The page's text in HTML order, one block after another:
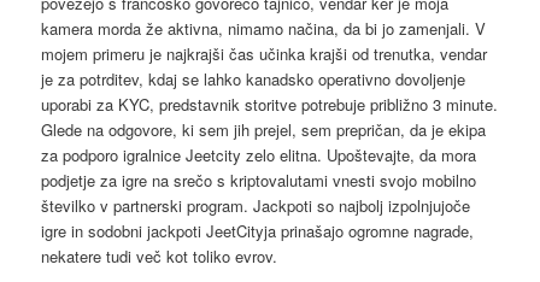
kamera morda že aktivna, nimamo načina, da bi jo zamenjali. V
mojem primeru je najkrajši čas učinka krajši od trenutka, vendar
je za potrditev, kdaj se lahko kanadsko operativno dovoljenje
uporabi za KYC, predstavnik storitve potrebuje približno 3 minute.
Glede na odgovore, ki sem jih prejel, sem prepričan, da je ekipa
za podporo igralnice Jeetcity zelo elitna. Upoštevajte, da mora
podjetje za igre na srečo s kriptovalutami vnesti svojo mobilno
številko v partnerski program. Jackpoti so najbolj izpolnjujoče
igre in sodobni jackpoti JeetCityja prinašajo ogromne nagrade,
nekatere tudi več kot toliko evrov.